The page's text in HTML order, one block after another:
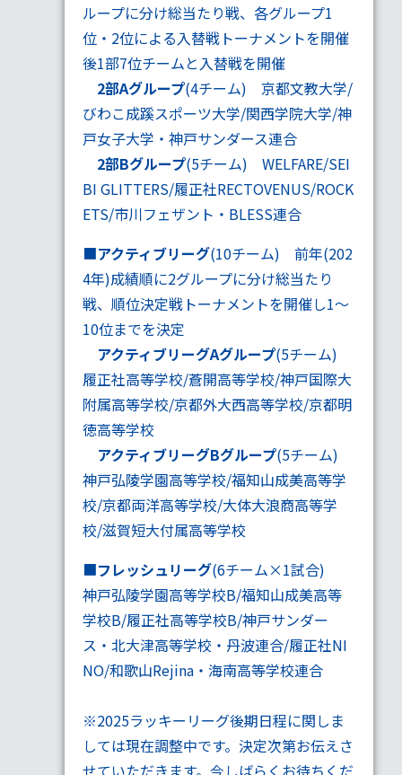
ループに分け総当たり戦、各グループ1
位・2位による入替戦トーナメントを開催
後1部7位チームと入替戦を開催
2部Aグループ(4チーム) 京都文教大学/
びわこ成蹊スポーツ大学/関西学院大学/神
戸女子大学・神戸サンダース連合
2部Bグループ(5チーム) WELFARE/SEI
BI GLITTERS/履正社RECTOVENUS/ROCK
ETS/市川フェザント・BLESS連合
■アクティブリーグ(10チーム) 前年(202
4年)成績順に2グループに分け総当たり
戦、順位決定戦トーナメントを開催し1～
10位までを決定
アクティブリーグAグループ(5チーム)
履正社高等学校/蒼開高等学校/神戸国際大
附属高等学校/京都外大西高等学校/京都明
徳高等学校
アクティブリーグBグループ(5チーム)
神戸弘陵学園高等学校/福知山成美高等学
校/京都両洋高等学校/大体大浪商高等学
校/滋賀短大付属高等学校
■フレッシュリーグ(6チーム×1試合)
神戸弘陵学園高等学校B/福知山成美高等
学校B/履正社高等学校B/神戸サンダー
ス・北大津高等学校・丹波連合/履正社NI
NO/和歌山Rejina・海南高等学校連合
※2025ラッキーリーグ後期日程に関しま
しては現在調整中です。決定次第お伝えさ
せていただきます。今しばらくお待ちくだ